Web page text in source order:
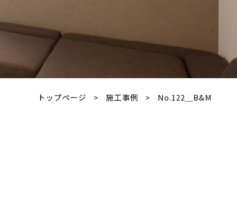
トップページ > 施工事例 > No.122＿B&M